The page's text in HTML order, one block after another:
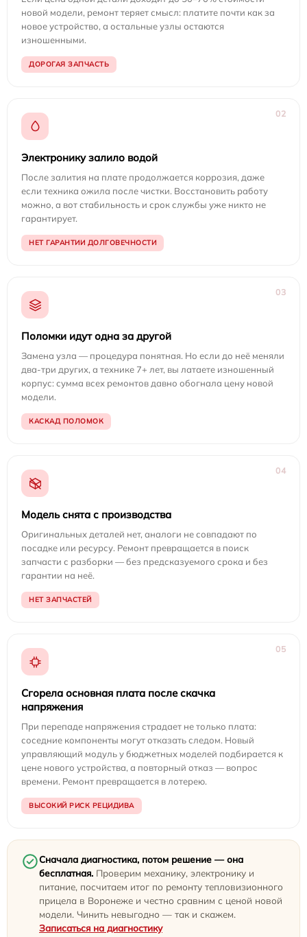
новой модели, ремонт теряет смысл: платите почти как за
новое устройство, а остальные узлы остаются
изношенными.
ДОРОГАЯ ЗАПЧАСТЬ
02
Электронику залило водой
После залития на плате продолжается коррозия, даже
если техника ожила после чистки. Восстановить работу
можно, а вот стабильность и срок службы уже никто не
гарантирует.
НЕТ ГАРАНТИИ ДОЛГОВЕЧНОСТИ
03
Поломки идут одна за другой
Замена узла — процедура понятная. Но если до неё меняли
два-три других, а технике 7+ лет, вы латаете изношенный
корпус: сумма всех ремонтов давно обогнала цену новой
модели.
КАСКАД ПОЛОМОК
04
Модель снята с производства
Оригинальных деталей нет, аналоги не совпадают по
посадке или ресурсу. Ремонт превращается в поиск
запчасти с разборки — без предсказуемого срока и без
гарантии на неё.
НЕТ ЗАПЧАСТЕЙ
05
Сгорела основная плата после скачка
напряжения
При перепаде напряжения страдает не только плата:
соседние компоненты могут отказать следом. Новый
управляющий модуль у бюджетных моделей подбирается к
цене нового устройства, а повторный отказ — вопрос
времени. Ремонт превращается в лотерею.
ВЫСОКИЙ РИСК РЕЦИДИВА
Сначала диагностика, потом решение — она
бесплатная. Проверим механику, электронику и
питание, посчитаем итог по ремонту тепловизионного
прицела в Воронеже и честно сравним с ценой новой
модели. Чинить невыгодно — так и скажем.
Записаться на диагностику